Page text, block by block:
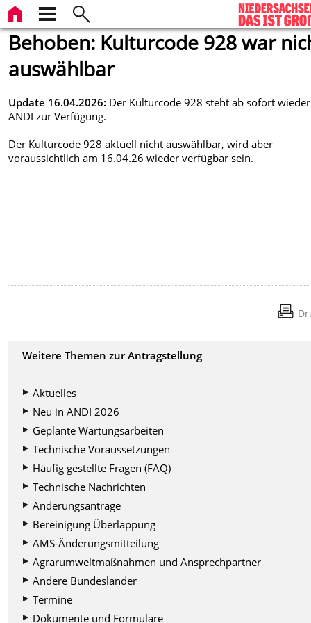
Behoben: Kulturcode 928 war
auswählbar
Update 16.04.2026: Der Kulturcode 928 steht ab sofort
ANDI zur Verfügung.
Der Kulturcode 928 aktuell nicht auswählbar, wird aber
voraussichtlich am 16.04.26 wieder verfügbar sein.
Weitere Themen zur Antragstellung
Aktuelles
Neu in ANDI 2026
Geplante Wartungsarbeiten
Technische Voraussetzungen
Häufig gestellte Fragen (FAQ)
Technische Nachrichten
Änderungsanträge
Bereinigung Überlappung
AMS-Änderungsmitteilung
Agrarumweltmaßnahmen und Ansprechpartner
Andere Bundesländer
Termine
Dokumente und Formulare